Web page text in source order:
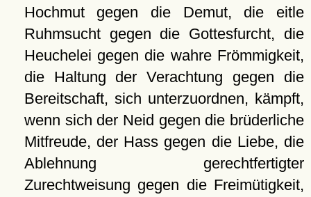
Hochmut gegen die Demut, die eitle
Ruhmsucht gegen die Gottesfurcht, die
Heuchelei gegen die wahre Frömmigkeit,
die Haltung der Verachtung gegen die
Bereitschaft, sich unterzuordnen, kämpft,
wenn sich der Neid gegen die brüderliche
Mitfreude, der Hass gegen die Liebe, die
Ablehnung gerechtfertigter
Zurechtweisung gegen die Freimütigkeit,